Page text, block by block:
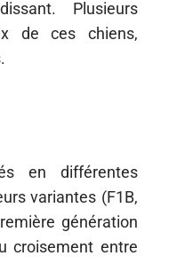
Plusieurs
de ces chiens,
en différentes
variantes (F1B,
génération
croisement entre